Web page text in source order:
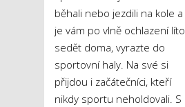
běhali nebo jezdili na kole a
je vám po vlně ochlazení líto
sedět doma, vyrazte do
sportovní haly. Na své si
přijdou i začátečníci, kteří
nikdy sportu neholdovali. S